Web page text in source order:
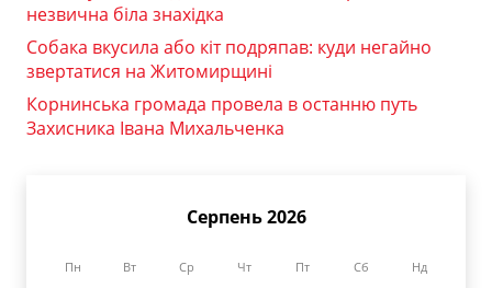
незвична біла знахідка
Собака вкусила або кіт подряпав: куди негайно
звертатися на Житомирщині
Корнинська громада провела в останню путь
Захисника Івана Михальченка
Серпень 2026
Пн Вт Ср Чт Пт Сб Нд